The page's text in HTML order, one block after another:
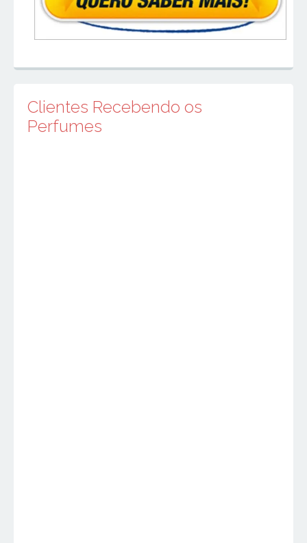
Clientes Recebendo os
Perfumes